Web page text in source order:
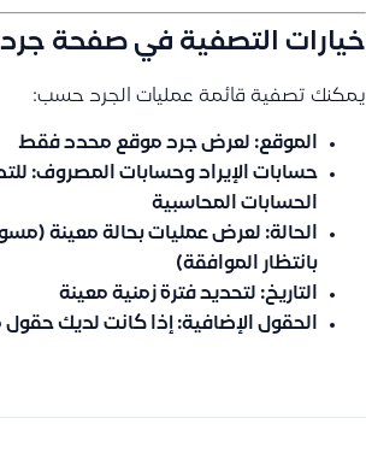
خيارات التصفية في صفحة جرد
يمكنك تصفية قائمة عمليات الجرد حسب:
الموقع: لعرض جرد موقع محدد فقط
حسابات الإيراد وحسابات المصروف:
الحسابات المحاسبية
الحالة: لعرض عمليات بحالة معينة
بانتظار الموافقة)
التاريخ: لتحديد فترة زمنية معينة
الحقول الإضافية: إذا كانت لديك